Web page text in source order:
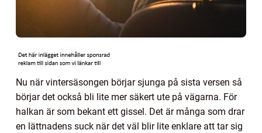
Nu när vintersäsongen börjar sjunga på sista versen så
börjar det också bli lite mer säkert ute på vägarna. För
halkan är som bekant ett gissel. Det är många som drar
en lättnadens suck när det väl blir lite enklare att tar sig